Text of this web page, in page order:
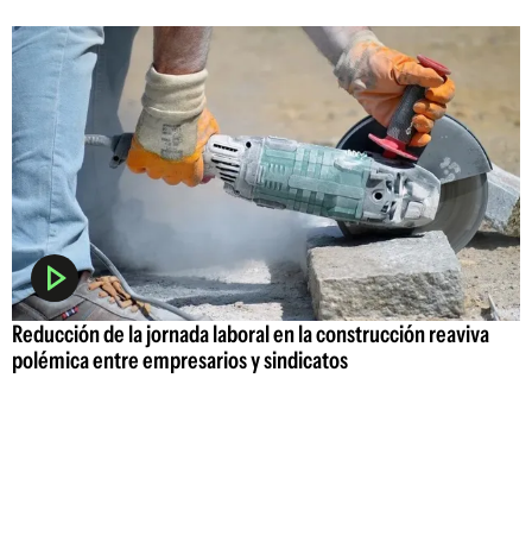
Reducción de la jornada laboral en la construcción reaviva
polémica entre empresarios y sindicatos